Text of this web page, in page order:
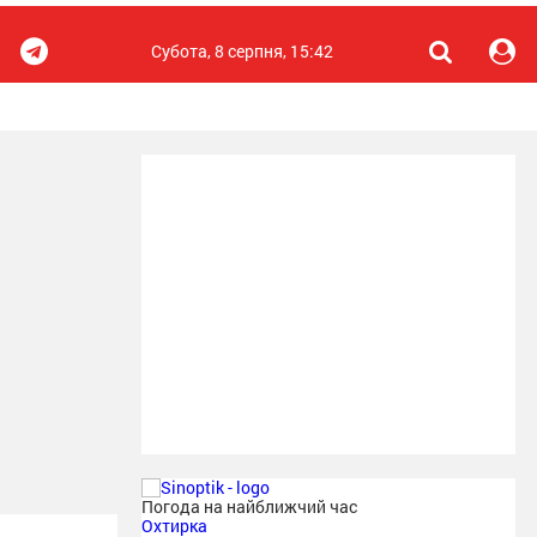
Субота, 8 серпня, 15:42
Погода на найближчий час
Охтирка